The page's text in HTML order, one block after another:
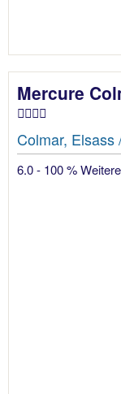
Mercure
Colmar, Elsass
6.0 - 100 %